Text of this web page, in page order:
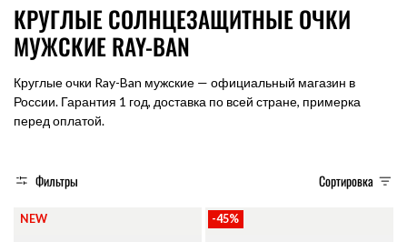
КРУГЛЫЕ СОЛНЦЕЗАЩИТНЫЕ ОЧКИ
МУЖСКИЕ RAY-BAN
Круглые очки Ray-Ban мужские — официальный магазин в
России. Гарантия 1 год, доставка по всей стране, примерка
перед оплатой.
Фильтры Сортировка
NEW -45%